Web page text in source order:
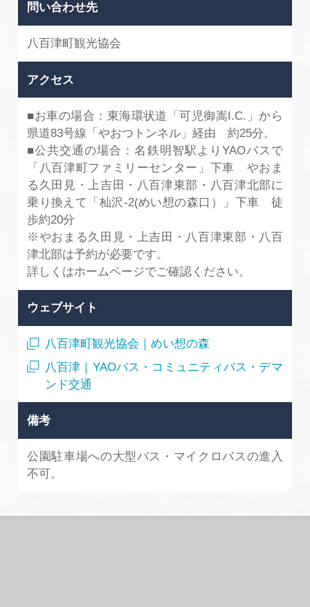
問い合わせ先
八百津町観光協会
アクセス
■お車の場合：東海環状道「可児御嵩I.C.」から
県道83号線「やおつトンネル」経由 約25分。
■公共交通の場合：名鉄明智駅よりYAOバスで
「八百津町ファミリーセンター」下車 やおま
る久田見・上吉田・八百津東部・八百津北部に
乗り換えて「杣沢-2(めい想の森口）」下車 徒
歩約20分
※やおまる久田見・上吉田・八百津東部・八百
津北部は予約が必要です。
詳しくはホームページでご確認ください。
ウェブサイト
八百津町観光協会｜めい想の森
八百津｜YAOバス・コミュニティバス・デマ
ンド交通
備考
公園駐車場への大型バス・マイクロバスの進入
不可。